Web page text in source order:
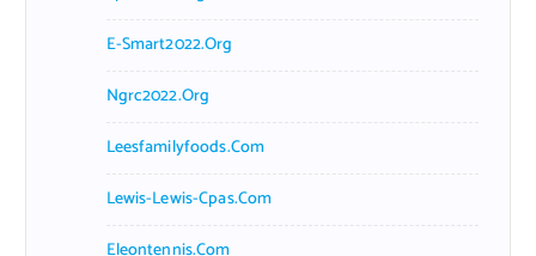
E-Smart2022.org
Ngrc2022.org
Leesfamilyfoods.com
Lewis-Lewis-Cpas.com
Eleontennis.com